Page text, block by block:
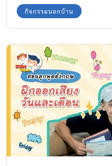
กิจกรรมนอกบ้าน